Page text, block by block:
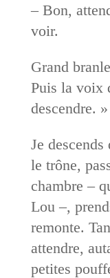
– Bon,
voir.
Grand
Puis la voix
descendre. »
Je
le trône,
chambre –
Lou –,
remonte.
attendre,
petites